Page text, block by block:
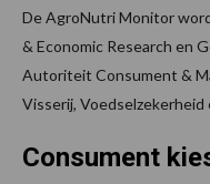
De AgroNutri Monitor
& Economic Research en
Autoriteit Consument &
Visserij, Voedselzekerheid
Consument